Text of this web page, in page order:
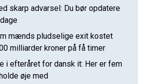
skarp advarsel: Du bør opdatere
mænds pludselige exit kostet
milliarder kroner på få timer
i efteråret for dansk it: Her er fem
øje med